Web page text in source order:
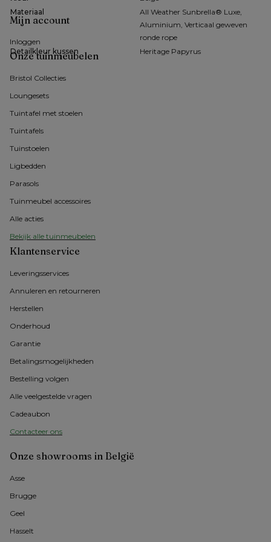
Materiaal
All Weather Sunbrella® Luxe,
Aluminium, Verticaal geweven
ronde rope
Detailkleur kussen
Heritage Papyrus
Onze tuinmeubelen
Bristol Collecties
Loungesets
Tuintafel met stoelen
Tuintafels
Tuinstoelen
Ligbedden
Parasols
Tuinmeubel accessoires
Alle acties
Bekijk alle tuinmeubelen
Klantenservice
Leveringsservices
Annuleren en retourneren
Herstellen
Onderhoud
Garantie
Betalingsmogelijkheden
Bestelling volgen
Alle veelgestelde vragen
Cadeaubon
Contacteer ons
Onze showrooms in België
Asse
Brugge
Geel
Hasselt
Mijn account
Inloggen